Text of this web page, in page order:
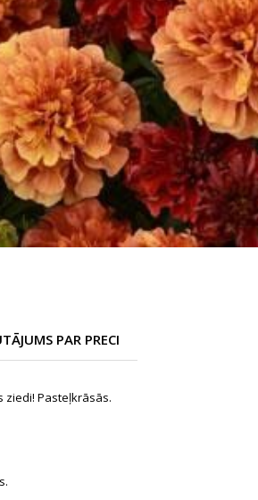
augu audzēšanai (72)
arī
2024
PAR PRECI
ziedi! Pasteļkrāsās.